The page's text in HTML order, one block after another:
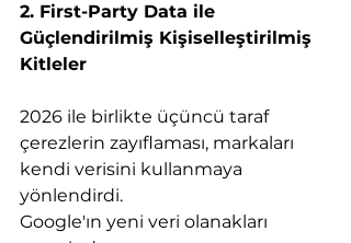
2. First-Party Data ile
Güçlendirilmiş Kişiselleştirilmiş
Kitleler
2026 ile birlikte üçüncü taraf
çerezlerin zayıflaması, markaları
kendi verisini kullanmaya
yönlendirdi.
Google'ın yeni veri olanakları